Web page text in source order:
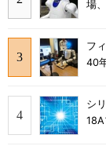
場
フ
40
シ